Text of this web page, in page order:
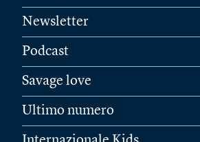
Newsletter
Podcast
Savage love
Ultimo numero